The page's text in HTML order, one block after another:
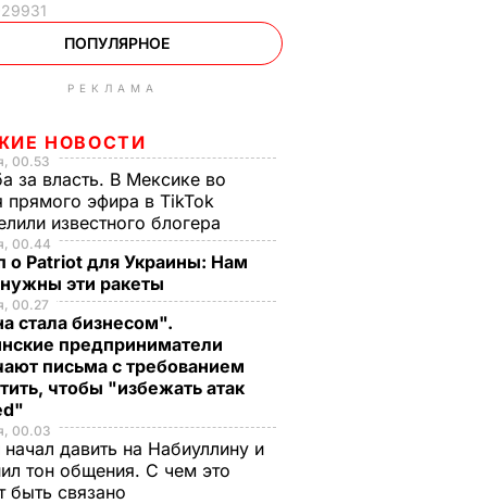
29931
ПОПУЛЯРНОЕ
РЕКЛАМА
НОВОСТИ
00.53
за власть. В Мексике во
прямого эфира в TikTok
известного блогера
00.44
о Patriot для Украины: Нам
эти ракеты
00.27
стала бизнесом".
предприниматели
письма с требованием
чтобы "избежать атак
00.03
начал давить на Набиуллину и
тон общения. С чем это
быть связано